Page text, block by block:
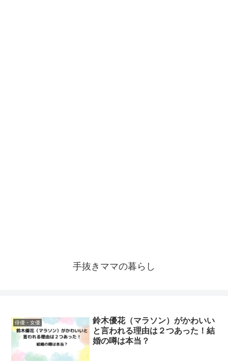
手抜きママの暮らし
俳優・女優
鈴木優花（マラソン）がかわいい
と言われる理由は２つあった！結
婚の噂は本当？